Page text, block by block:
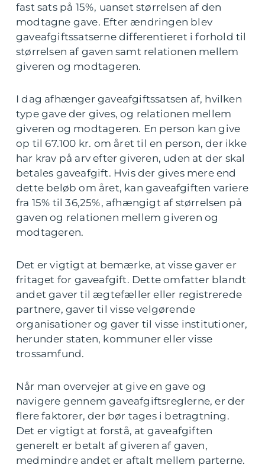
fast sats på 15%, uanset størrelsen af den
modtagne gave. Efter ændringen blev
gaveafgiftssatserne differentieret i forhold til
størrelsen af gaven samt relationen mellem
giveren og modtageren.
I dag afhænger gaveafgiftssatsen af, hvilken
type gave der gives, og relationen mellem
giveren og modtageren. En person kan give
op til 67.100 kr. om året til en person, der ikke
har krav på arv efter giveren, uden at der skal
betales gaveafgift. Hvis der gives mere end
dette beløb om året, kan gaveafgiften variere
fra 15% til 36,25%, afhængigt af størrelsen på
gaven og relationen mellem giveren og
modtageren.
Det er vigtigt at bemærke, at visse gaver er
fritaget for gaveafgift. Dette omfatter blandt
andet gaver til ægtefæller eller registrerede
partnere, gaver til visse velgørende
organisationer og gaver til visse institutioner,
herunder staten, kommuner eller visse
trossamfund.
Når man overvejer at give en gave og
navigere gennem gaveafgiftsreglerne, er der
flere faktorer, der bør tages i betragtning.
Det er vigtigt at forstå, at gaveafgiften
generelt er betalt af giveren af gaven,
medmindre andet er aftalt mellem parterne.